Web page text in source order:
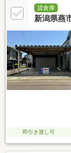
貸倉庫
新潟県燕
即引き渡し可